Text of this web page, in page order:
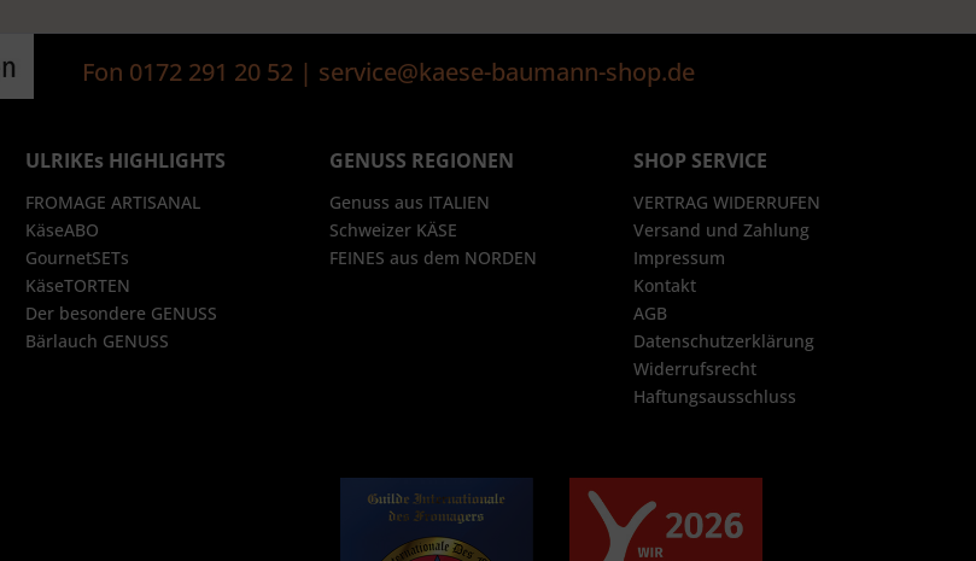
Fon 0172 291 20 52 | service@kaese-baumann-shop.de
ULRIKEs HIGHLIGHTS
FROMAGE ARTISANAL
KäseABO
GournetSETs
KäseTORTEN
Der besondere GENUSS
Bärlauch GENUSS
GENUSS REGIONEN
Genuss aus ITALIEN
Schweizer KÄSE
FEINES aus dem NORDEN
SHOP SERVICE
VERTRAG WIDERRUFEN
Versand und Zahlung
Impressum
Kontakt
AGB
Datenschutzerklärung
Widerrufsrecht
Haftungsausschluss